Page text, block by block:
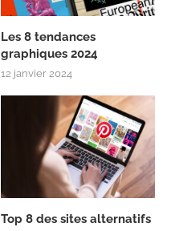
Les 8 tendances
graphiques 2024
12 janvier 2024
Top 8 des sites alternatifs